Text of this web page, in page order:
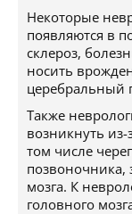
Некоторые
появляются в
склероз,
носить
церебральный
Также
возникнуть
том числе
позвоночника,
мозга. К
головного